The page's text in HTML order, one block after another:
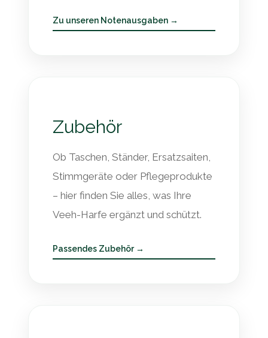
Zu unseren Notenausgaben →
Zubehör
Ob Taschen, Ständer, Ersatzsaiten,
Stimmgeräte oder Pflegeprodukte
– hier finden Sie alles, was Ihre
Veeh-Harfe ergänzt und schützt.
Passendes Zubehör →